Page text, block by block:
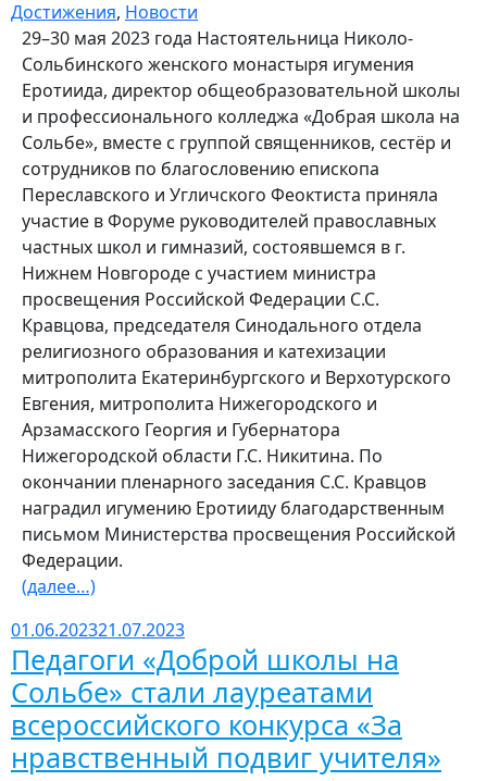
Достижения, Новости
29–30 мая 2023 года Настоятельница Николо-
Сольбинского женского монастыря игумения
Еротиида, директор общеобразовательной школы
и профессионального колледжа «Добрая школа на
Сольбе», вместе с группой священников, сестёр и
сотрудников по благословению епископа
Переславского и Угличского Феоктиста приняла
участие в Форуме руководителей православных
частных школ и гимназий, состоявшемся в г.
Нижнем Новгороде с участием министра
просвещения Российской Федерации С.С.
Кравцова, председателя Синодального отдела
религиозного образования и катехизации
митрополита Екатеринбургского и Верхотурского
Евгения, митрополита Нижегородского и
Арзамасского Георгия и Губернатора
Нижегородской области Г.С. Никитина.​ По
окончании пленарного заседания С.С. Кравцов
наградил игумению Еротииду благодарственным
письмом Министерства просвещения Российской
Федерации.
(далее…)
01.06.202321.07.2023
Педагоги «Доброй школы на
Сольбе» стали лауреатами
всероссийского конкурса «За
нравственный подвиг учителя»